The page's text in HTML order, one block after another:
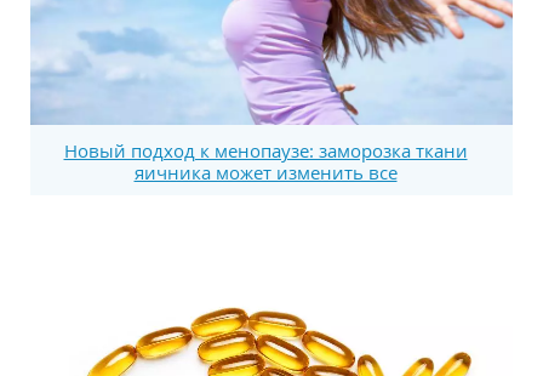
Новый подход к менопаузе: заморозка ткани
яичника может изменить все